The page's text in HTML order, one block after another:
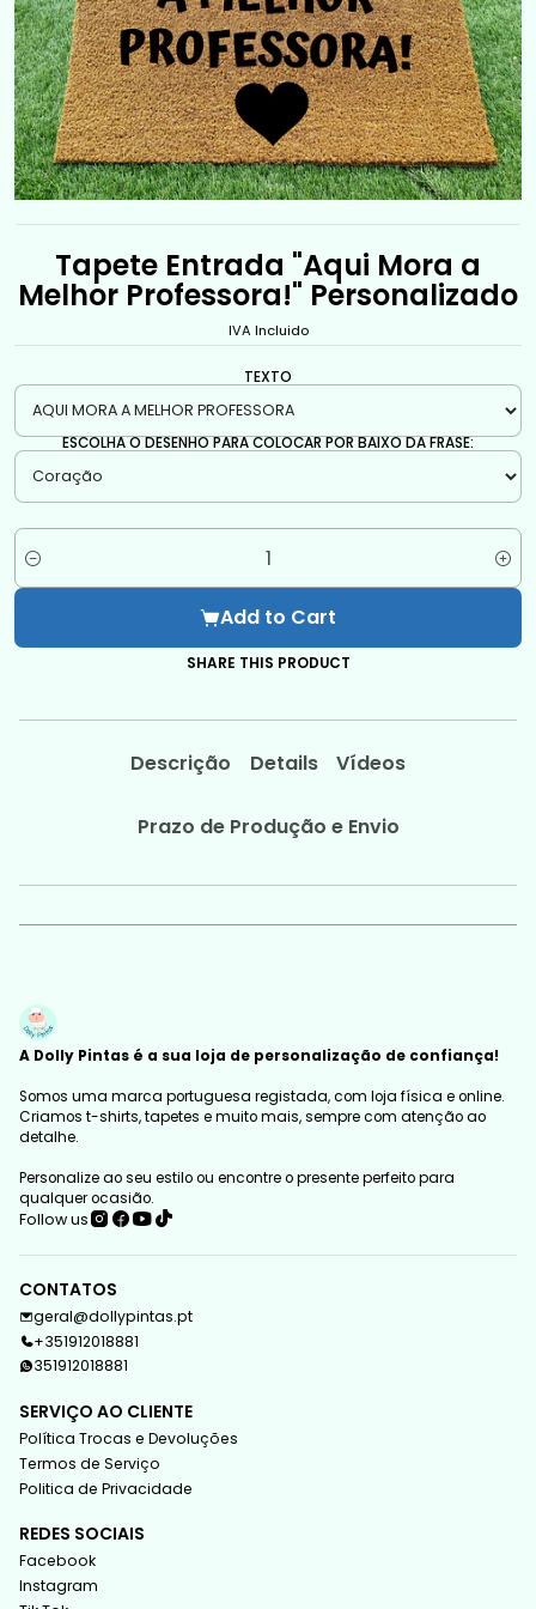
Tapete Entrada "Aqui Mora a
Melhor Professora!" Personalizado
IVA Incluido
TEXTO
ESCOLHA O DESENHO PARA COLOCAR POR BAIXO DA FRASE:
Quantity
Add to Cart
SHARE THIS PRODUCT
Descrição Details Vídeos
Prazo de Produção e Envio
A Dolly Pintas é a sua loja de personalização de confiança!
Somos uma marca portuguesa registada, com loja física e online.
Criamos t-shirts, tapetes e muito mais, sempre com atenção ao
detalhe.
Personalize ao seu estilo ou encontre o presente perfeito para
qualquer ocasião.
Follow us
CONTATOS
geral@dollypintas.pt
+351912018881
351912018881
SERVIÇO AO CLIENTE
Política Trocas e Devoluções
Termos de Serviço
Politica de Privacidade
REDES SOCIAIS
Facebook
Instagram